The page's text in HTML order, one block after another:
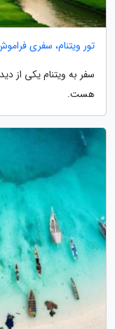
تور ویتنام، سفری
سفر به ویتنام یکی از
هست.